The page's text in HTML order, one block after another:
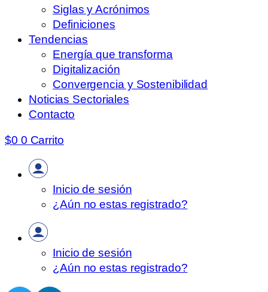
Siglas y Acrónimos
Definiciones
Tendencias
Energía que transforma
Digitalización
Convergencia y Sostenibilidad
Noticias Sectoriales
Contacto
$0 0 Carrito
Inicio de sesión
¿Aún no estas registrado?
Inicio de sesión
¿Aún no estas registrado?